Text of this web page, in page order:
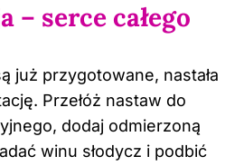
– serce całego
już przygotowane, nastała
Przełóż nastaw do
dodaj odmierzoną
winu słodycz i podbić